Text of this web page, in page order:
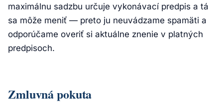
maximálnu sadzbu určuje vykonávací predpis a tá
sa môže meniť — preto ju neuvádzame spamäti a
odporúčame overiť si aktuálne znenie v platných
predpisoch.
Zmluvná pokuta